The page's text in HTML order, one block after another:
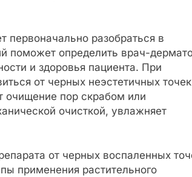
первоначально разобраться в
поможет определить врач-
и здоровья пациента. При
от черных неэстетичных точек
очищение пор скрабом или
очисткой, увлажняет
от черных воспаленных
применения растительного